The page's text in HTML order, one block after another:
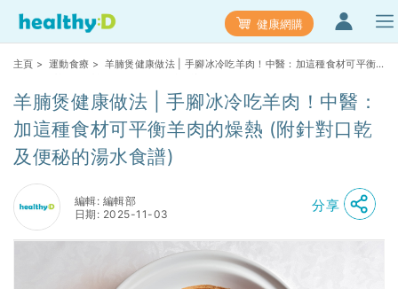
健康網購
主頁 > 運動食療 > 羊腩煲健康做法 | 手腳冰冷吃羊肉！中醫：加這種食材可平衡
羊腩煲健康做法 | 手腳冰冷吃羊肉！中醫：
加這種食材可平衡羊肉的燥熱 (附針對口乾
及便秘的湯水食譜)
編輯: 編輯部
日期: 2025-11-03
分享